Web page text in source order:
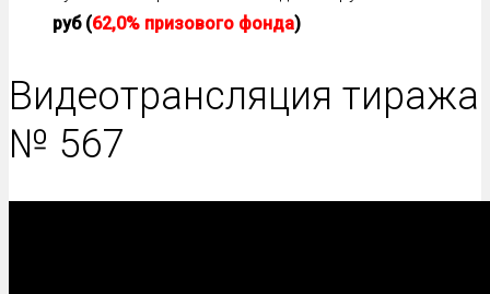
руб (62,0% призового фонда)
Видеотрансляция тиража
№ 567